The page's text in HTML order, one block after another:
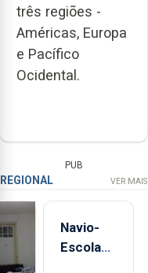
três regiões -
Américas, Europa
e Pacífico
Ocidental.
PUB
REGIONAL VER MAIS
Navio-
Escola